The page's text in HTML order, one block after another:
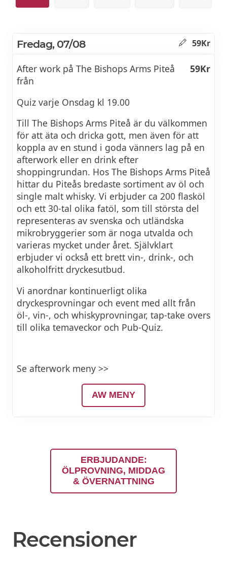
Fredag, 07/08 59Kr
After work på The Bishops Arms Piteå
från
59Kr
Quiz varje Onsdag kl 19.00
Till The Bishops Arms Piteå är du välkommen
för att äta och dricka gott, men även för att
koppla av en stund i goda vänners lag på en
afterwork eller en drink efter
shoppingrundan. Hos The Bishops Arms Piteå
hittar du Piteås bredaste sortiment av öl och
single malt whisky. Vi erbjuder ca 200 flasköl
och ett 30-tal olika fatöl, som till största del
representeras av svenska och utländska
mikrobryggerier som är noga utvalda och
varieras mycket under året. Självklart
erbjuder vi också ett brett vin-, drink-, och
alkoholfritt dryckesutbud.
Vi anordnar kontinuerligt olika
dryckesprovningar och event med allt från
öl-, vin-, och whiskyprovningar, tap-take overs
till olika temaveckor och Pub-Quiz.
Se afterwork meny >>
AW MENY
ERBJUDANDE:
ÖLPROVNING, MIDDAG
& ÖVERNATTNING
Recensioner